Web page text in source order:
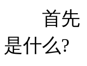
首先，
是什么?